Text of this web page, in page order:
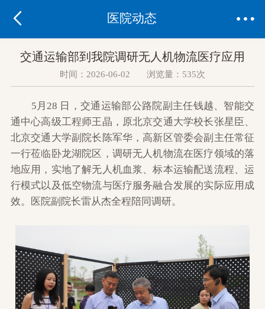
 医院动态 
交通运输部到我院调研无人机物流医疗应用
时间：2026-06-02 浏览量：535次
5月28 日，交通运输部公路院副主任钱越、智能交
通中心高级工程师王晶，原北京交通大学校长张星臣、
北京交通大学副院长陈军华，高新区管委会副主任常征
一行莅临卧龙湖院区，调研无人机物流在医疗领域的落
地应用，实地了解无人机血浆、标本运输配送流程、运
行模式以及低空物流与医疗服务融合发展的实际应用成
效。医院副院长雷从杰全程陪同调研。